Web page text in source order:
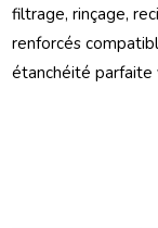
filtrage, rinçage,
renforcés
étanchéité parfaite